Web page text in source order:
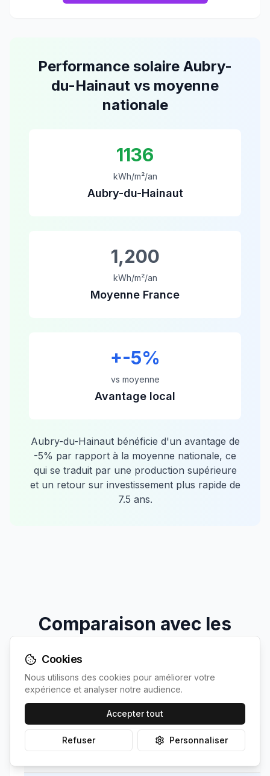
Performance solaire Aubry-
du-Hainaut vs moyenne
nationale
1136
kWh/m²/an
Aubry-du-Hainaut
1,200
kWh/m²/an
Moyenne France
+-5%
vs moyenne
Avantage local
Aubry-du-Hainautbénéficie d'un avantage de
-5% par rapport à la moyenne nationale, ce
qui se traduit par une production supérieure
et un retour sur investissement plus rapide de
7.5 ans.
Comparaison avec les
Découvrez commentAubry-du-Hainaut
positionne par rapport à ses voisines
Commune Population Irradiation
Cookies
Nous utilisons des cookies pour améliorer votre
expérience et analyser notre audience.
Accepter tout
Refuser Personnaliser